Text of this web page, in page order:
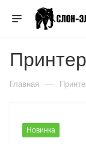
Главная —
Новинка